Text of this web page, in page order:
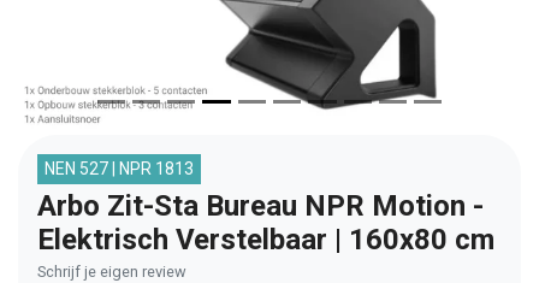
NEN 527 | NPR 1813
Arbo Zit-Sta Bureau NPR Motion -
Elektrisch Verstelbaar | 160x80 cm
Schrijf je eigen review